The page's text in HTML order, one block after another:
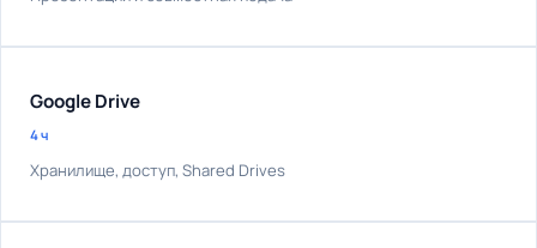
Google Drive
4 ч
Хранилище, доступ, Shared Drives